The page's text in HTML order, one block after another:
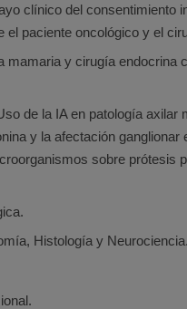
clínico del consentimiento
paciente oncológico y el
y cirugía endocrina
de la IA en patología axilar
y la afectación ganglionar
sobre prótesis
Histología y